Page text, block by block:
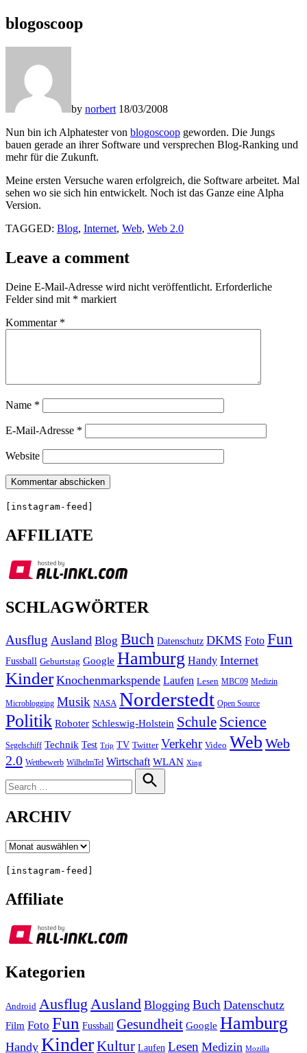
blogoscoop
by norbert 18/03/2008
Nun bin ich Alphatester von blogoscoop geworden. Die Jungs
bauen gerade an ihrer Software und versprechen Blog-Ranking und
mehr für die Zukunft.
Meine ersten Versuche waren erfolgreich, die Software arbeitet. Mal
sehen wo sie sich hin entwickelt. Noch ist das Ganze eine Alpha
Version.
TAGGED: Blog, Internet, Web, Web 2.0
Leave a comment
Deine E-Mail-Adresse wird nicht veröffentlicht. Erforderliche
Felder sind mit * markiert
Kommentar *
Name *
E-Mail-Adresse *
Website
[instagram-feed]
AFFILIATE
SCHLAGWÖRTER
Ausflug Ausland Blog Buch Datenschutz DKMS Foto Fun
Fussball Geburtstag Google Hamburg Handy Internet
Kinder Knochenmarkspende Laufen Lesen MBC09 Medizin
Microblogging Musik NASA Norderstedt Open Source
Politik Roboter Schleswig-Holstein Schule Science
Segelschiff Technik Test Trip TV Twitter Verkehr Video Web Web
2.0 Wettbewerb WilhelmTel Wirtschaft WLAN Xing
for:
Search
ARCHIV
Archiv
[instagram-feed]
Affiliate
Kategorien
Android Ausflug Ausland Blogging Buch Datenschutz
Film Foto Fun Fussball Gesundheit Google Hamburg
Handy KinderKultur Laufen Lesen Medizin Mozilla